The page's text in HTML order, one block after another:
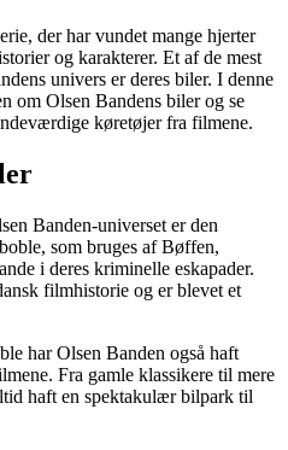
der har vundet mange hjerter
og karakterer. Et af de mest
univers er deres biler. I denne
om Olsen Bandens biler og se
køretøjer fra filmene.
Banden-universet er den
som bruges af Bøffen,
i deres kriminelle eskapader.
filmhistorie og er blevet et
har Olsen Banden også haft
Fra gamle klassikere til mere
haft en spektakulær bilpark til